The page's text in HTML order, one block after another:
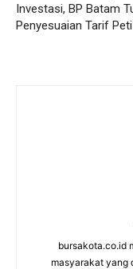
Investasi, BP Batam
Penyesuaian Tarif
bursakota.co.id
masyarakat yang